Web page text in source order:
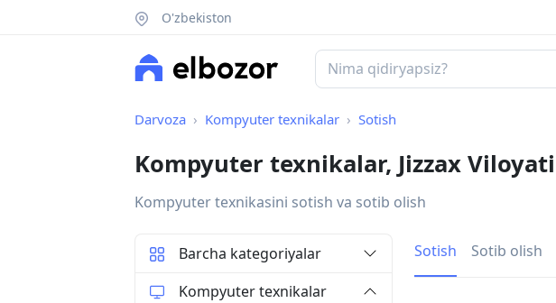
O'zbekiston
Darvoza Kompyuter texnikalar Sotish
Kompyuter texnikalar, Jizzax Viloyati
Kompyuter texnikasini sotish va sotib olish
Sotish Sotib olish
Barcha kategoriyalar
Kompyuter texnikalar